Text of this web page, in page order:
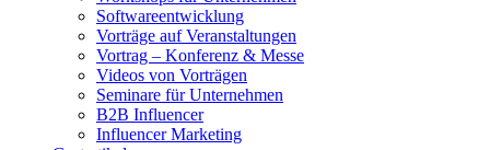
Softwareentwicklung
Vorträge auf Veranstaltungen
Vortrag – Konferenz & Messe
Videos von Vorträgen
Seminare für Unternehmen
B2B Influencer
Influencer Marketing